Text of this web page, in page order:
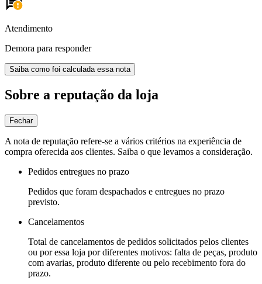
Atendimento
Demora para responder
Saiba como foi calculada essa nota
Sobre a reputação da loja
Fechar
A nota de reputação refere-se a vários critérios na experiência de
compra oferecida aos clientes. Saiba o que levamos a consideração.
Pedidos entregues no prazo
Pedidos que foram despachados e entregues no prazo
previsto.
Cancelamentos
Total de cancelamentos de pedidos solicitados pelos clientes
ou por essa loja por diferentes motivos: falta de peças, produto
com avarias, produto diferente ou pelo recebimento fora do
prazo.